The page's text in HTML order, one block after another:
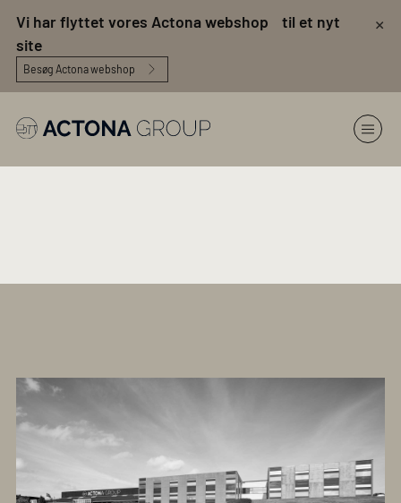
Vi har flyttet vores Actona webshop til et nyt
site
Besøg Actona webshop
×